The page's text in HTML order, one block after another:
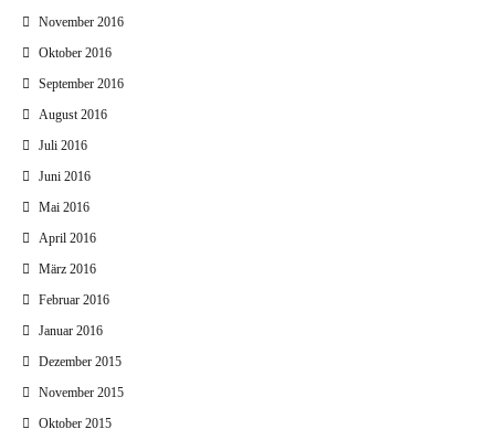
November 2016
Oktober 2016
September 2016
August 2016
Juli 2016
Juni 2016
Mai 2016
April 2016
März 2016
Februar 2016
Januar 2016
Dezember 2015
November 2015
Oktober 2015